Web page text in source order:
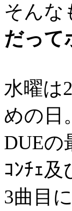
そんな
だって
水曜は
めの日。
DUE
ｺﾝﾁｪ
3曲目